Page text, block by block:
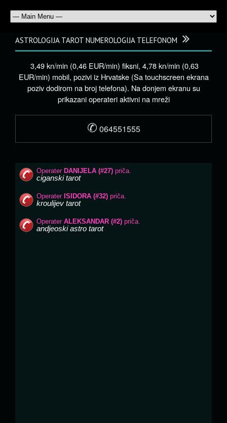
ASTROLOGIJA TAROT NUMEROLOGIJA TELEFONOM
3,49 kn/min (0,46 EUR/min) fiksni, 4,78 kn/min (0,63
EUR/min) mobil, pozivi iz Hrvatske (Sa touchscreen ekrana
poziv dodirom na broj telefona). Na donjem ekranu su
prikazani operateri aktivni na mreži
✆ 064551555